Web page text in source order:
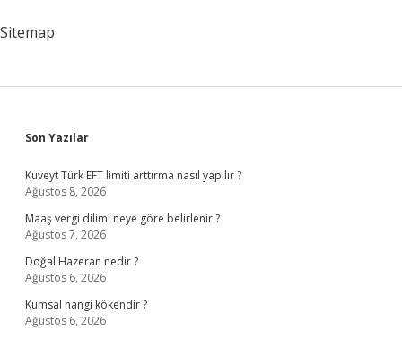
Sitemap
Sidebar
Son Yazılar
Kuveyt Türk EFT limiti arttırma nasıl yapılır ?
Ağustos 8, 2026
Maaş vergi dilimi neye göre belirlenir ?
Ağustos 7, 2026
Doğal Hazeran nedir ?
Ağustos 6, 2026
Kumsal hangi kökendir ?
Ağustos 6, 2026